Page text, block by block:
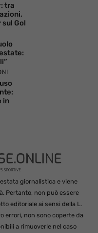
tra
Gol
in
giornalistica e viene
Pertanto, non può essere
editoriale ai sensi della L.
errori, non sono coperte da
a rimuoverle nel caso